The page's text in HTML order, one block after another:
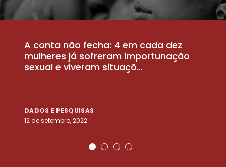
A conta não fecha: 4 em cada dez
mulheres já sofreram importunação
sexual e viveram situaçõ...
DADOS E PESQUISAS
12 de setembro, 2022